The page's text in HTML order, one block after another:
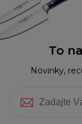
To
Novinky,